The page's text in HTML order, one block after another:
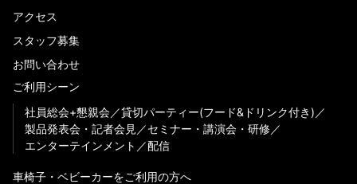
アクセス
スタッフ募集
お問い合わせ
ご利用シーン
社員総会+懇親会
貸切パーティー(フード&ドリンク付き)
製品発表会・記者会見
セミナー・講演会・研修
エンターテインメント
配信
車椅子・ベビーカーをご利用の方へ